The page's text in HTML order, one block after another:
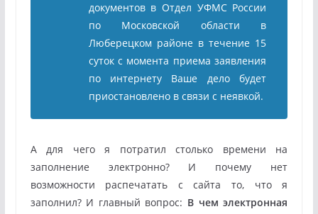
документов в Отдел УФМС России
по Московской области в
Люберецком районе в течение 15
суток с момента приема заявления
по интернету Ваше дело будет
приостановлено в связи с неявкой.
А для чего я потратил столько времени на
заполнение электронно? И почему нет
возможности распечатать с сайта то, что я
заполнил? И главный вопрос: В чем электронная